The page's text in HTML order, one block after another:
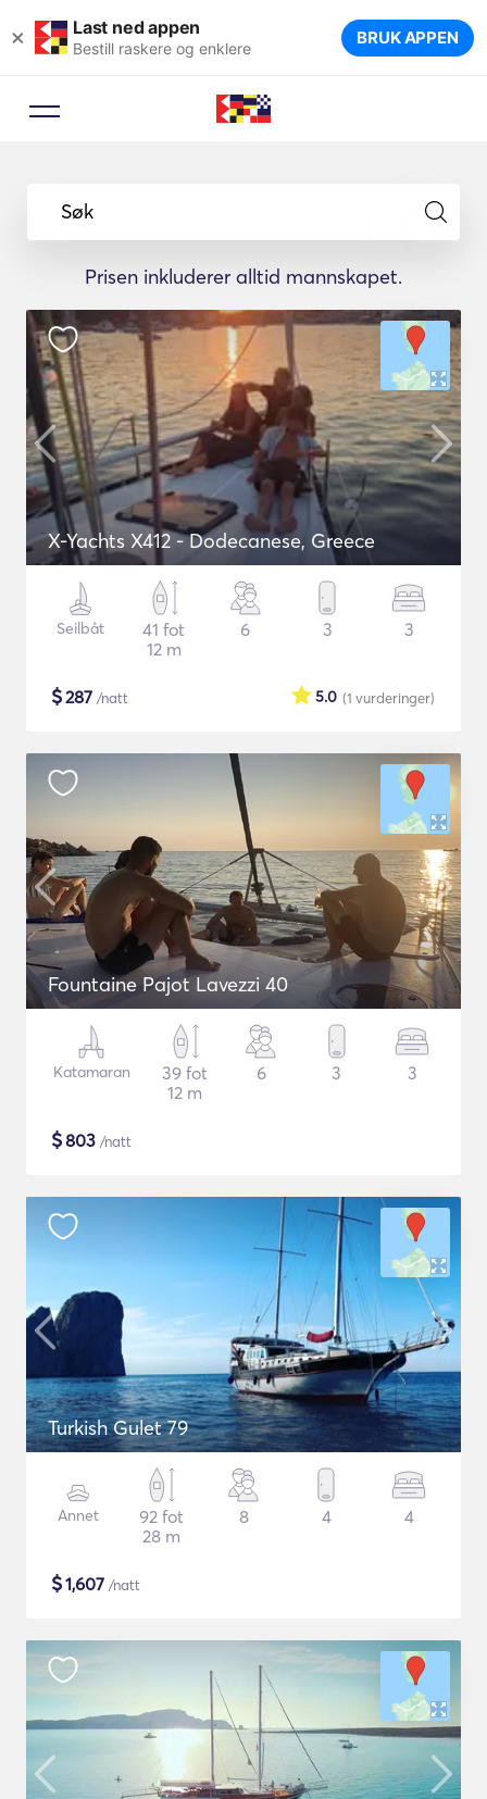
× Last ned appen
Bestill raskere og enklere BRUK APPEN
Søk
Prisen inkluderer alltid mannskapet.
X-Yachts X412 - Dodecanese, Greece
Seilbåt
41 fot
12 m
6 3 3
$287 /natt (1 vurderinger)
5.0
Fountaine Pajot Lavezzi 40
Katamaran
39 fot
12 m
6 3 3
$803 /natt
Turkish Gulet 79
Annet
92 fot
28 m
8 4 4
$1,607 /natt